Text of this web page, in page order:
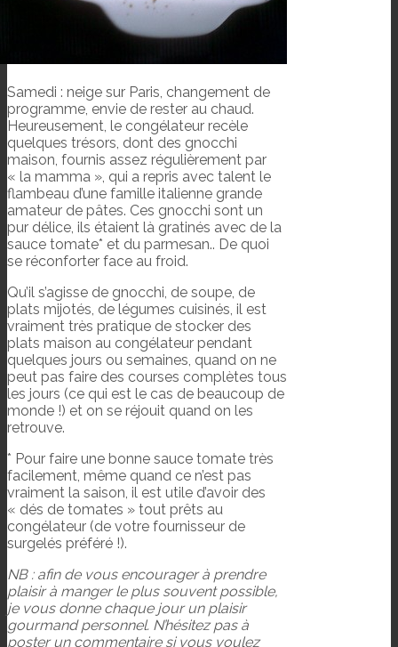
Samedi : neige sur Paris, changement de
programme, envie de rester au chaud.
Heureusement, le congélateur recèle
quelques trésors, dont des gnocchi
maison, fournis assez régulièrement par
« la mamma », qui a repris avec talent le
flambeau d’une famille italienne grande
amateur de pâtes. Ces gnocchi sont un
pur délice, ils étaient là gratinés avec de la
sauce tomate* et du parmesan.. De quoi
se réconforter face au froid.
Qu’il s’agisse de gnocchi, de soupe, de
plats mijotés, de légumes cuisinés, il est
vraiment très pratique de stocker des
plats maison au congélateur pendant
quelques jours ou semaines, quand on ne
peut pas faire des courses complètes tous
les jours (ce qui est le cas de beaucoup de
monde !) et on se réjouit quand on les
retrouve.
* Pour faire une bonne sauce tomate très
facilement, même quand ce n’est pas
vraiment la saison, il est utile d’avoir des
« dés de tomates » tout prêts au
congélateur (de votre fournisseur de
surgelés préféré !).
NB : afin de vous encourager à prendre
plaisir à manger le plus souvent possible,
je vous donne chaque jour un plaisir
gourmand personnel. N’hésitez pas à
poster un commentaire si vous voulez